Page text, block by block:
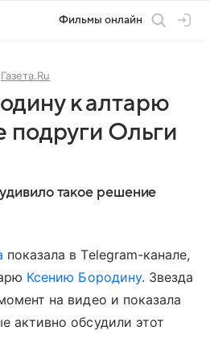
Фильмы онлайн
Газета.Ru
к алтарю
подруги Ольги
такое решение
показала в Telegram-канале,
Ксению Бородину. Звезда
на видео и показала
активно обсудили этот